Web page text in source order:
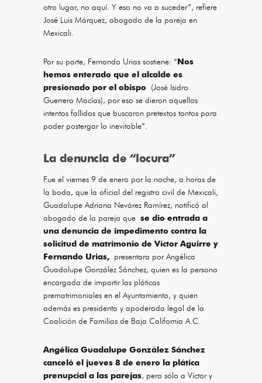
otro lugar, no aquí. Y eso no va a suceder”, refiere
José Luis Márquez, abogado de la pareja en
Mexicali.
Por su parte, Fernando Urias sostiene: “Nos
hemos enterado que el alcalde es
presionado por el obispo (José Isidro
Guerrero Macías), por eso se dieron aquellos
intentos fallidos que buscaron pretextos tontos para
poder postergar lo inevitable”.
La denuncia de “locura”
Fue el viernes 9 de enero por la noche, a horas de
la boda, que la oficial del registro civil de Mexicali,
Guadalupe Adriana Nevárez Ramírez, notificó al
abogado de la pareja que se dio entrada a
una denuncia de impedimento contra la
solicitud de matrimonio de Víctor Aguirre y
Fernando Urias, presentara por Angélica
Guadalupe González Sánchez, quien es la persona
encargada de impartir las pláticas
prematrimoniales en el Ayuntamiento, y quien
además es presidenta y apoderada legal de la
Coalición de Familias de Baja California A.C.
Angélica Guadalupe González Sánchez
canceló el jueves 8 de enero la plática
prenupcial a las parejas, pero sólo a Víctor y